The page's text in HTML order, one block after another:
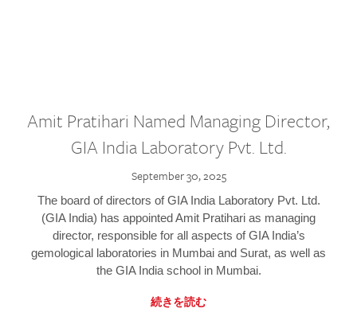
Amit Pratihari Named Managing Director,
GIA India Laboratory Pvt. Ltd.
September 30, 2025
The board of directors of GIA India Laboratory Pvt. Ltd.
(GIA India) has appointed Amit Pratihari as managing
director, responsible for all aspects of GIA India’s
gemological laboratories in Mumbai and Surat, as well as
the GIA India school in Mumbai.
続きを読む